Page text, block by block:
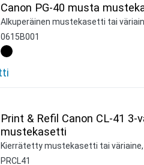
Canon PG-40 musta
Alkuperäinen mustekasetti tai
0615B001
Print & Refil Canon CL-41
mustekasetti
Kierrätetty mustekasetti tai väriaine,
PRCL41